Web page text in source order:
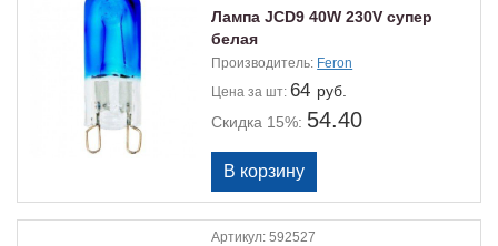
Лампа JCD9 40W 230V супер
белая
Производитель: Feron
Цена за шт:64 руб.
Скидка 15%: 54.40
Артикул:592527